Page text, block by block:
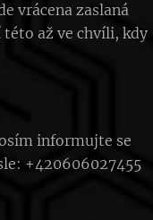
vrácena zaslaná
této až ve chvíli, kdy
informujte se
+420606027455